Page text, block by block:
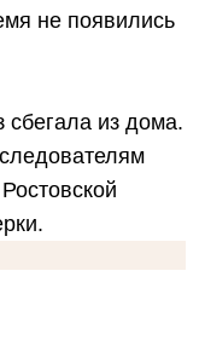
не появились
сбегала из дома.